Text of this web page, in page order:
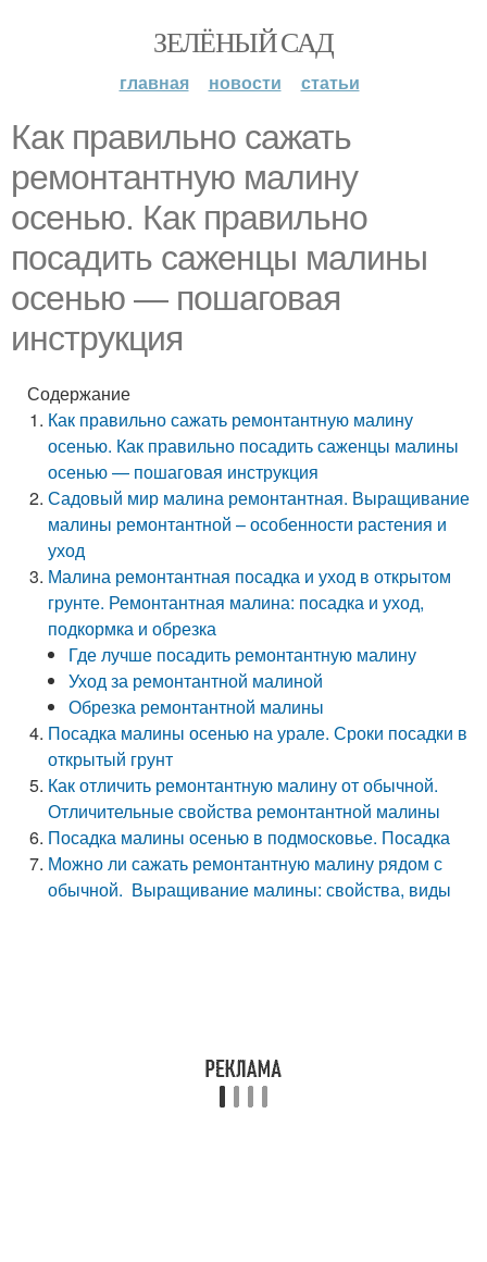
ЗЕЛЁНЫЙ САД
главная новости статьи
Как правильно сажать
ремонтантную малину
осенью. Как правильно
посадить саженцы малины
осенью — пошаговая
инструкция
Содержание
Как правильно сажать ремонтантную малину
осенью. Как правильно посадить саженцы малины
осенью — пошаговая инструкция
Садовый мир малина ремонтантная. Выращивание
малины ремонтантной – особенности растения и
уход
Малина ремонтантная посадка и уход в открытом
грунте. Ремонтантная малина: посадка и уход,
подкормка и обрезка
Где лучше посадить ремонтантную малину
Уход за ремонтантной малиной
Обрезка ремонтантной малины
Посадка малины осенью на урале. Сроки посадки в
открытый грунт
Как отличить ремонтантную малину от обычной.
Отличительные свойства ремонтантной малины
Посадка малины осенью в подмосковье. Посадка
Можно ли сажать ремонтантную малину рядом с
обычной. Выращивание малины: свойства, виды